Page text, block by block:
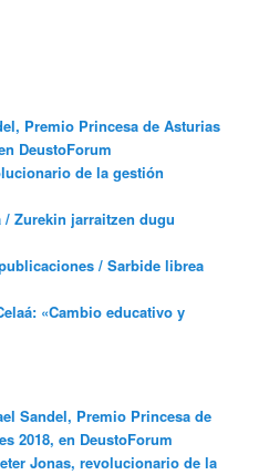
Premio Princesa de Asturias
DeustoForum
de la gestión
Zurekin jarraitzen dugu
/ Sarbide librea
«Cambio educativo y
Sandel, Premio Princesa de
2018, en DeustoForum
Jonas, revolucionario de la